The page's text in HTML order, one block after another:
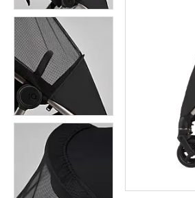
Дитячий транспорт
Іграшки
Засоби особистої гігієни
Дитяче харчування
Одяг дитячий
Переноски для дітей
Дитяча безпека
Басейни каркасні
Валізи дитячі
Надувна продукція для дітей